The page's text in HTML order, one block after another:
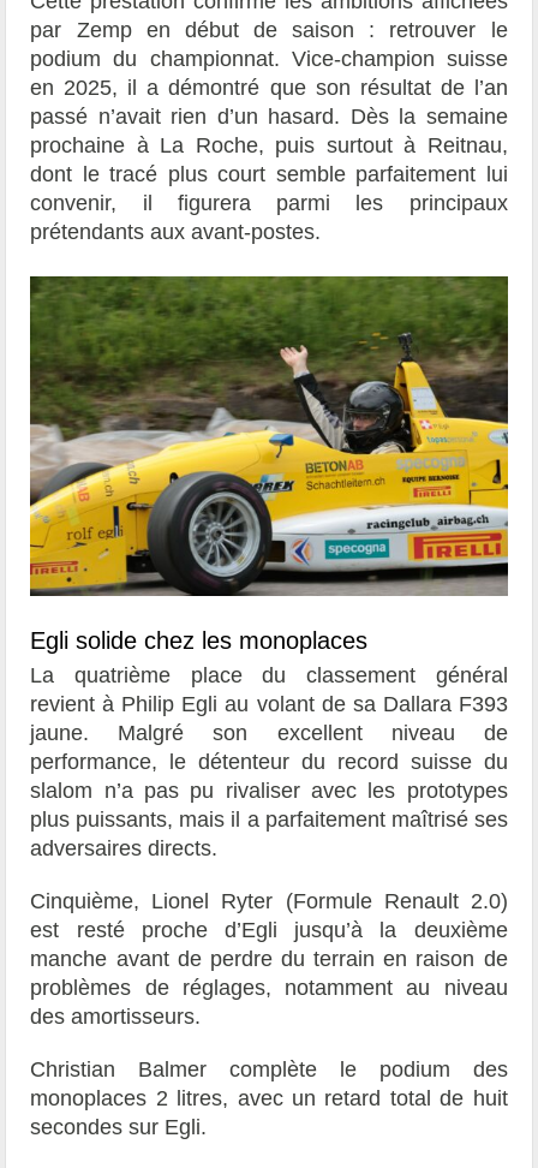
par Zemp en début de saison : retrouver le
podium du championnat. Vice-champion suisse
en 2025, il a démontré que son résultat de l’an
passé n’avait rien d’un hasard. Dès la semaine
prochaine à La Roche, puis surtout à Reitnau,
dont le tracé plus court semble parfaitement lui
convenir, il figurera parmi les principaux
prétendants aux avant-postes.
Egli solide chez les monoplaces
La quatrième place du classement général
revient à Philip Egli au volant de sa Dallara F393
jaune. Malgré son excellent niveau de
performance, le détenteur du record suisse du
slalom n’a pas pu rivaliser avec les prototypes
plus puissants, mais il a parfaitement maîtrisé ses
adversaires directs.
Cinquième, Lionel Ryter (Formule Renault 2.0)
est resté proche d’Egli jusqu’à la deuxième
manche avant de perdre du terrain en raison de
problèmes de réglages, notamment au niveau
des amortisseurs.
Christian Balmer complète le podium des
monoplaces 2 litres, avec un retard total de huit
secondes sur Egli.